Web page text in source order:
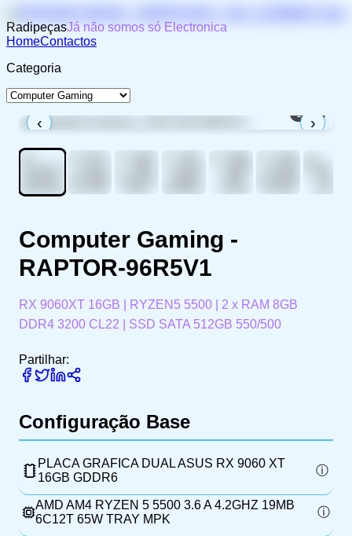
RadipeçasJá não somos só Electronica
HomeContactos
Categoria
‹ ›
1/
Computer Gaming -
RAPTOR-96R5V1
RX 9060XT 16GB | RYZEN5 5500 | 2 x RAM 8GB
DDR4 3200 CL22 | SSD SATA 512GB 550/500
Partilhar:
Configuração Base
PLACA GRAFICA DUAL ASUS RX 9060 XT
16GB GDDR6
AMD AM4 RYZEN 5 5500 3.6 A 4.2GHZ 19MB
6C12T 65W TRAY MPK